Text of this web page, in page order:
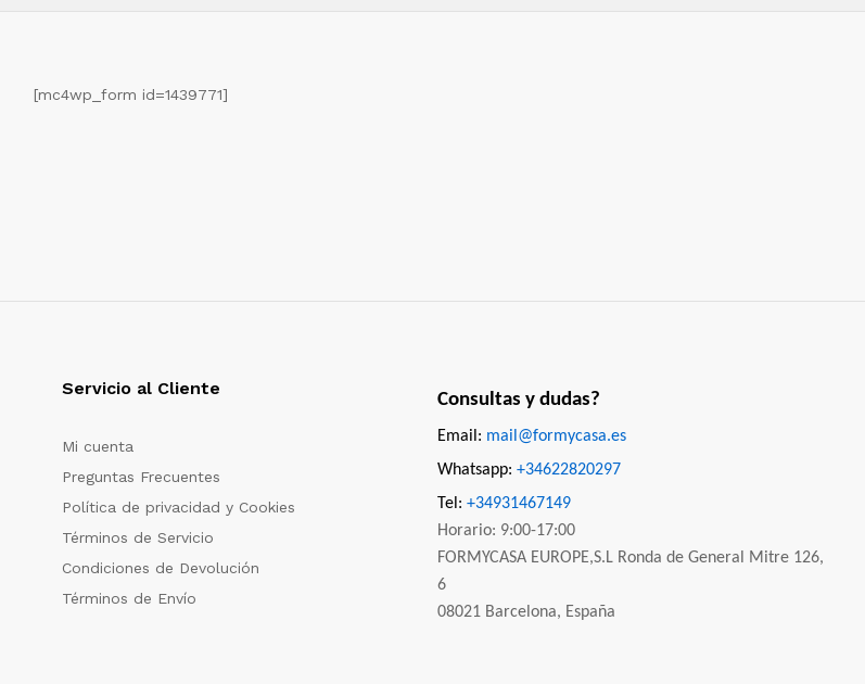
[mc4wp_form id=1439771]
Servicio al Cliente
Mi cuenta
Preguntas Frecuentes
Política de privacidad y Cookies
Términos de Servicio
Condiciones de Devolución
Términos de Envío
Consultas y dudas?
Email: mail@formycasa.es
Whatsapp: +34622820297
Tel: +34931467149
Horario: 9:00-17:00
FORMYCASA EUROPE,S.L Ronda de General Mitre 126,
6
08021 Barcelona, España